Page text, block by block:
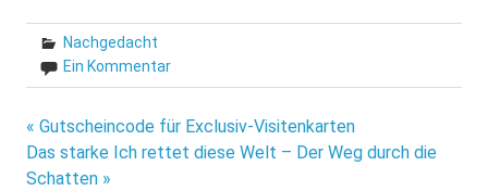
Nachgedacht
Ein Kommentar
Beitragsnavigation
« Gutscheincode für Exclusiv-Visitenkarten
Das starke Ich rettet diese Welt – Der Weg durch die
Schatten »